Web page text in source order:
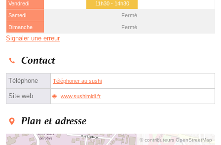
Vendredi
11h30 - 14h30
Samedi
Fermé
Dimanche
Fermé
Signaler une erreur
Contact
Téléphone Téléphoner au sushi
Site web www.sushimidi.fr
Plan et adresse
© contributeurs OpenStreetMap